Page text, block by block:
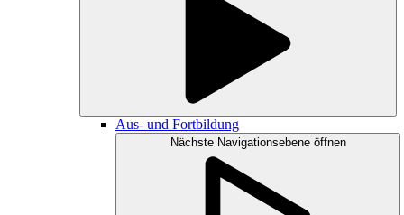
Aus- und Fortbildung
Nächste Navigationsebene öffnen